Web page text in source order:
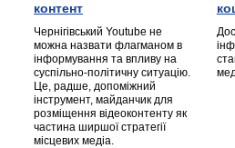
контент
Чернігівський Youtube не
можна назвати флагманом в
інформування та впливу на
суспільно-політичну ситуацію.
Це, радше, допоміжний
інструмент, майданчик для
розміщення відеоконтенту як
частина ширшої стратегії
місцевих медіа.